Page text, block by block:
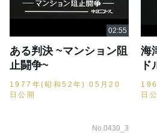
ある判決 ~マンション阻
止闘争~
1977年(昭和52年) 05月20
日公開
海
ド
日
No.0430_3